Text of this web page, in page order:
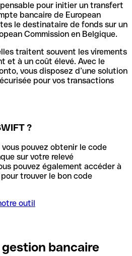
pour initier un transfert
bancaire de European
le destinataire de fonds sur un
Commission en Belgique.
traitent souvent les virements
et à un coût élevé. Avec le
vous disposez d’une solution
pour vos transactions
?
pouvez obtenir le code
sur votre relevé
pouvez également accéder à
trouver le bon code
outil
bancaire